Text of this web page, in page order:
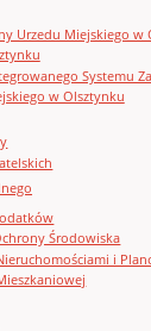
Urzedu Miejskiego w
Systemu
w Olsztynku
Środowiska
i